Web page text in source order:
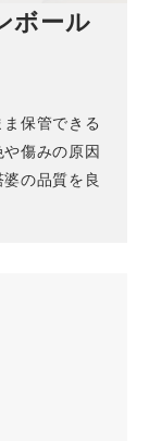
ボール
保管できる
傷みの原因
の品質を良